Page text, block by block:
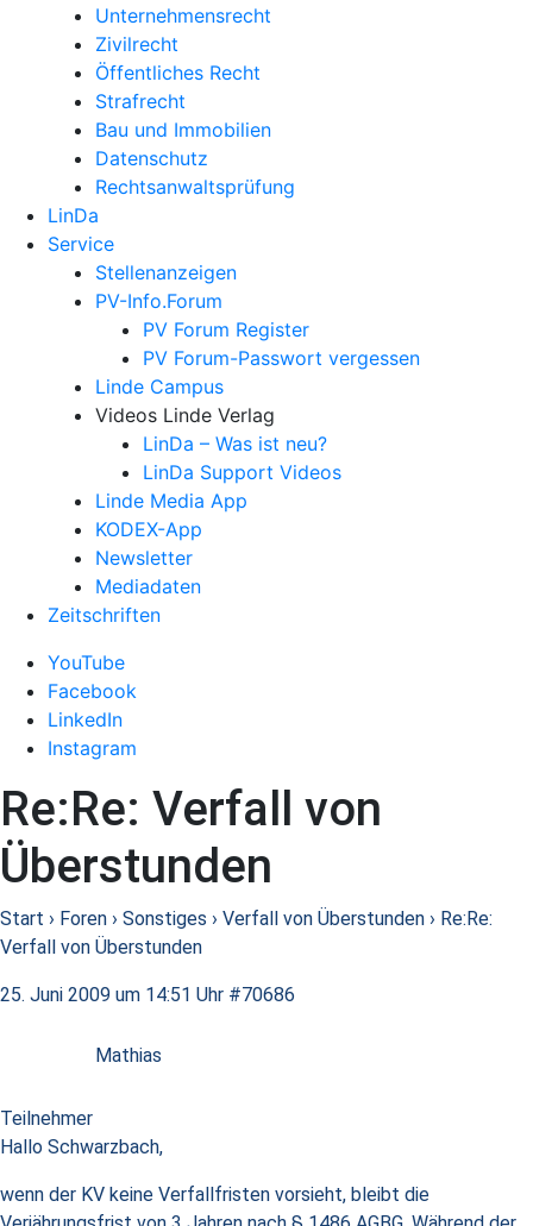
Unternehmens­recht
Zivilrecht
Öffentliches Recht
Strafrecht
Bau und Immobilien
Datenschutz
Rechtsanwalts­prüfung
LinDa
Service
Stellenanzeigen
PV-Info.Forum
PV Forum Register
PV Forum-Passwort vergessen
Linde Campus
Videos Linde Verlag
LinDa – Was ist neu?
LinDa Support Videos
Linde Media App
KODEX-App
Newsletter
Mediadaten
Zeitschriften
YouTube
Facebook
LinkedIn
Instagram
Re:Re: Verfall von
Überstunden
Start › Foren › Sonstiges › Verfall von Überstunden › Re:Re:
Verfall von Überstunden
25. Juni 2009 um 14:51 Uhr #70686
Mathias
Teilnehmer
Hallo Schwarzbach,
wenn der KV keine Verfallfristen vorsieht, bleibt die